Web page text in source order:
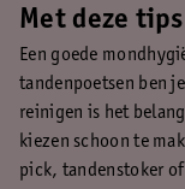
Met deze
Een goede
tandenpoetsen ben
reinigen is het
kiezen schoon te
pick, tandenstoker